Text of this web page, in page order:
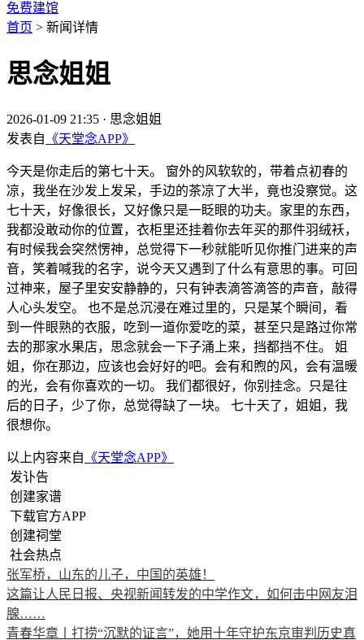
免费建馆
首页 > 新闻详情
思念姐姐
2026-01-09 21:35 · 思念姐姐
发表自 《天堂念APP》
今天是你走后的第七十天。 窗外的风软软的，带着点初春的
凉，我坐在沙发上发呆，手边的茶凉了大半，竟也没察觉。这
七十天，好像很长，又好像只是一眨眼的功夫。家里的东西，
我都没敢动你的位置，衣柜里还挂着你去年买的那件羽绒袄，
有时候我会突然愣神，总觉得下一秒就能听见你推门进来的声
音，笑着喊我的名字，说今天又遇到了什么有意思的事。可回
过神来，屋子里安安静静的，只有钟表滴答滴答的声音，敲得
人心头发空。 也不是总沉浸在难过里的，只是某个瞬间，看
到一件眼熟的衣服，吃到一道你爱吃的菜，甚至只是路过你常
去的那家水果店，思念就会一下子涌上来，挡都挡不住。 姐
姐，你在那边，应该也会好好的吧。会有和煦的风，会有温暖
的光，会有你喜欢的一切。 我们都很好，你别挂念。只是往
后的日子，少了你，总觉得缺了一块。 七十天了，姐姐，我
很想你。
以上内容来自 《天堂念APP》
发讣告
创建家谱
下载官方APP
创建祠堂
社会热点
张军桥，山东的儿子，中国的英雄！
这篇让人民日报、央视新闻转发的中学作文，如何击中网友泪
腺……
青春华章丨打捞“沉默的证言”，她用十年守护东京审判历史真